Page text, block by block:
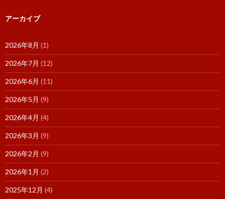
アーカイブ
2026年8月 (1)
2026年7月 (12)
2026年6月 (11)
2026年5月 (9)
2026年4月 (4)
2026年3月 (9)
2026年2月 (9)
2026年1月 (2)
2025年12月 (4)